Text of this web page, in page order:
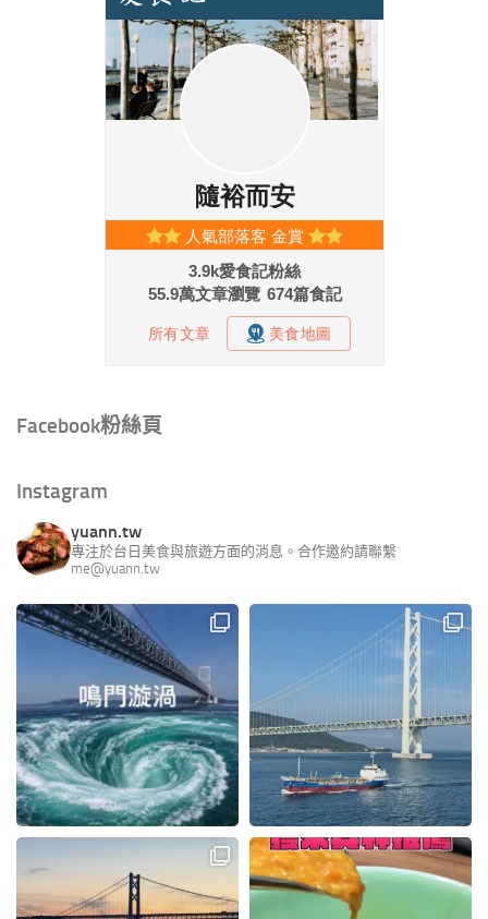
Facebook粉絲頁
Instagram
yuann.tw
專注於台日美食與旅遊方面的消息。合作邀約請聯繫
me@yuann.tw